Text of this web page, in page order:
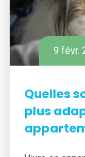
9 févr.
Quelles
plus